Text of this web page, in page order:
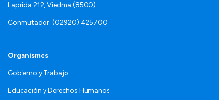
Laprida 212, Viedma (8500)
Conmutador: (02920) 425700
Organismos
Gobierno y Trabajo
Educación y Derechos Humanos